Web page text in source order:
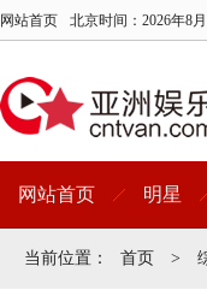
网站首页 北京时间： 2026年8
网站首页 明星
当前位置： 首页 >